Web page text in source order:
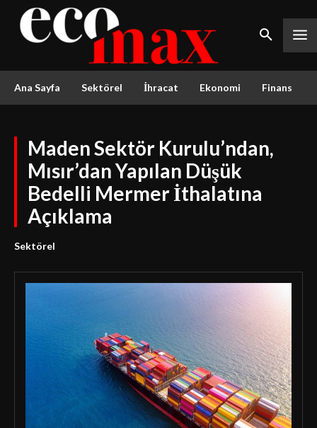
Ana Sayfa Sektörel İhracat Ekonomi Finans
Maden Sektör Kurulu’ndan,
Mısır’dan Yapılan Düşük
Bedelli Mermer İthalatına
Açıklama
Sektörel